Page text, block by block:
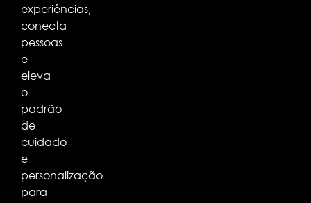
experiências,
conecta
pessoas
e
eleva
o
padrão
de
cuidado
e
personalização
para